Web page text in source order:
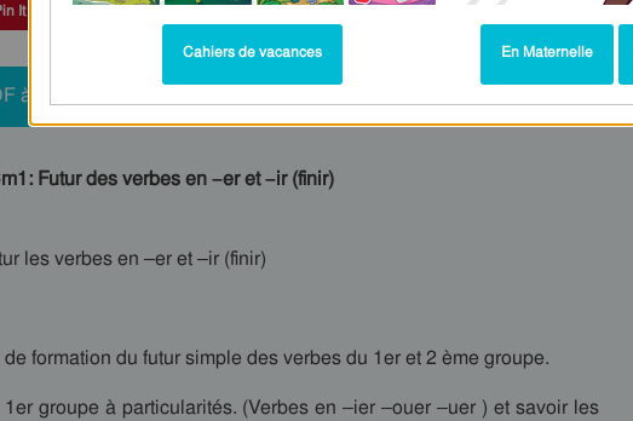
It
à imprimer
Futur des verbes en –er et –ir (finir)
les verbes en –er et –ir (finir)
formation du futur simple des verbes du 1er et 2 ème groupe.
groupe à particularités. (Verbes en –ier –ouer –uer ) et savoir les
Cahiers de vacances En Maternelle